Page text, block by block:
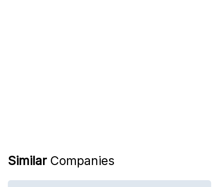
Similar Companies